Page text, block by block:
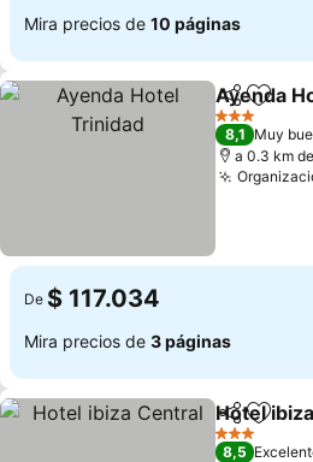
Mira precios de 10 páginas
Compartir
Ayenda
3 Estrellas
8,1 Muy
a 0.3 km
De $ 117.034
Mira precios de 3 páginas
Compartir
Hotel
3 Estrellas
8,5